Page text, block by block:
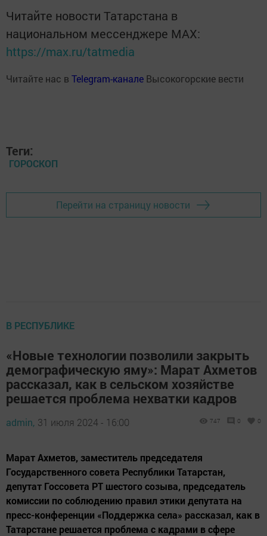
Читайте новости Татарстана в
национальном мессенджере MАХ:
https://max.ru/tatmedia
Читайте нас в Telegram-канале Высокогорские вести
Теги:
ГОРОСКОП
Перейти на страницу новости
В РЕСПУБЛИКЕ
«Новые технологии позволили закрыть
демографическую яму»: Марат Ахметов
рассказал, как в сельском хозяйстве
решается проблема нехватки кадров
admin, 31 июля 2024 - 16:00 747 0 0
Марат Ахметов, заместитель председателя
Государственного совета Республики Татарстан,
депутат Госсовета РТ шестого созыва, председатель
комиссии по соблюдению правил этики депутата на
пресс-конференции «Поддержка села» рассказал, как в
Татарстане решается проблема с кадрами в сфере